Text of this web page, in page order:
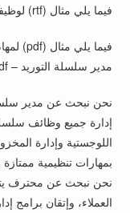
فيما يلي مثال (rtf) لوظيفة مدير سلسلة التوريدإعلان الوظيفة
مدير سلسلة التوريد – pdf
نحن نبحث عن مدير
إدارة جميع وظائف
اللوجستية وإدارة
بمهارات تنظيمية
نحن نبحث عن محترف
العملاء، وإتقان برامج